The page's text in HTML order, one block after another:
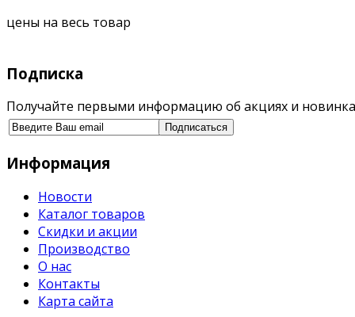
цены на весь товар
Подписка
Получайте первыми информацию об акциях и
Информация
Новости
Каталог товаров
Скидки и акции
Производство
О нас
Контакты
Карта сайта